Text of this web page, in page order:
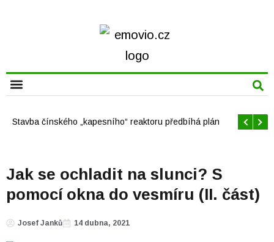
Offshore větrné elektrárny v USA se mají brzy rozrůst
Jak se ochladit na slunci? S
pomocí okna do vesmíru (II. část)
Josef Janků 14 dubna, 2021